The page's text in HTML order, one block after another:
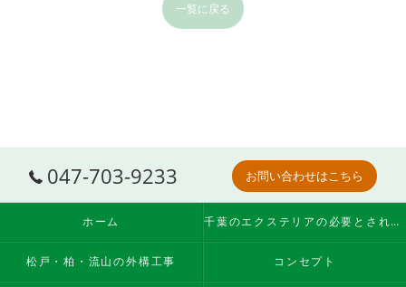
一覧に戻る
047-703-9233 お問い合わせはこちら
ホーム 千葉のエクステリアの必要とされる理由
松戸・柏・流山の外構工事 コンセプト